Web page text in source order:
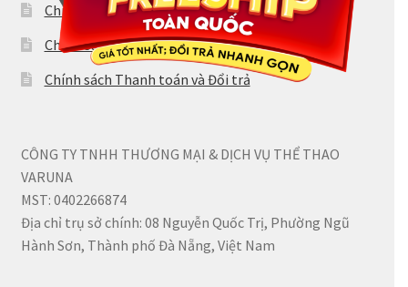
Chính Sách Bảo Hành
Chính Sách Bảo Mật
Chính sách Thanh toán và Đổi trả
CÔNG TY TNHH THƯƠNG MẠI & DỊCH VỤ THỂ THAO
VARUNA
MST: 0402266874
Địa chỉ trụ sở chính: 08 Nguyễn Quốc Trị, Phường Ngũ
Hành Sơn, Thành phố Đà Nẵng, Việt Nam